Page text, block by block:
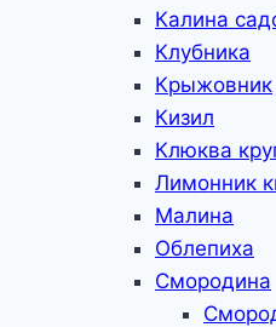
Калина
Клубника
Крыжовник
Кизил
Клюква
Лимонник
Малина
Облепиха
Смородина